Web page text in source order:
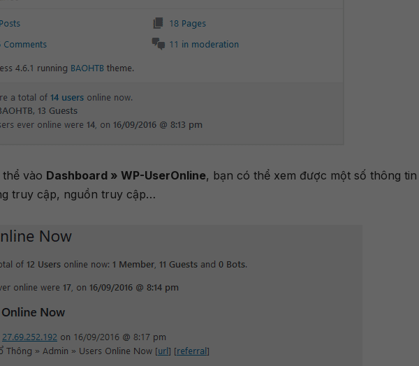
vào Dashboard » WP-UserOnline, bạn có thể xem được một số thông
truy cập, nguồn truy cập…